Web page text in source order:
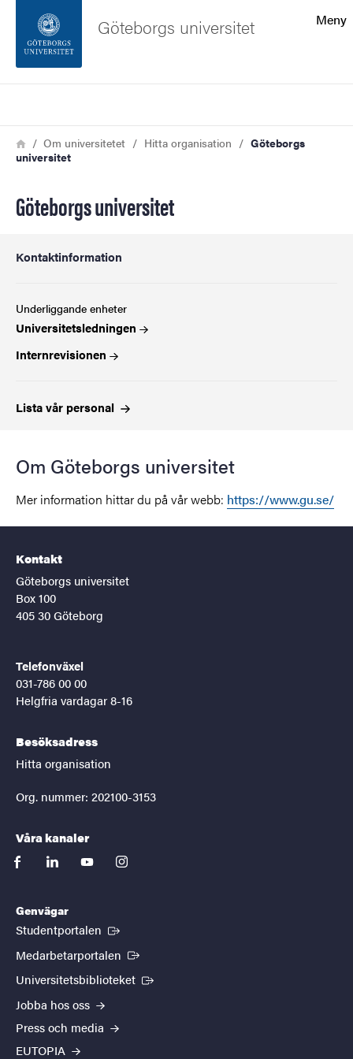
Sidfoten
Om webbplatsen
Meny
Göteborgs universitet
Länkstig
HemOm universitetet Hitta organisation
Göteborgs
universitet
Göteborgs universitet
Kontaktinformation
Underliggande enheter
Universitetsledningen
Internrevisionen
Lista vår personal
Om Göteborgs universitet
Mer information hittar du på vår webb: https://www.gu.se/
Kontakt
Göteborgs universitet
Box 100
405 30 Göteborg
Telefonväxel
031-786 00 00
Helgfria vardagar 8-16
Besöksadress
Hitta organisation
Org. nummer: 202100-3153
Våra kanaler
facebooklinkedinyoutubeinstagram
Genvägar
Studentportalen (Extern länk)
Medarbetarportalen (Extern länk)
Universitetsbiblioteket (Extern länk)
Jobba hos oss
Press och media
EUTOPIA